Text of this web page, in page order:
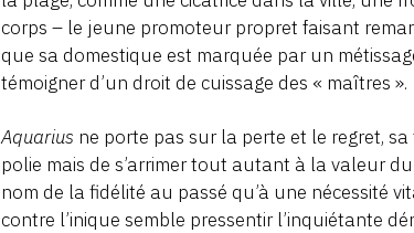
corps – le jeune promoteur propret faisant
que sa domestique est marquée par un
témoigner d’un droit de cuissage des « maîtres ».
Aquarius ne porte pas sur la perte et le regret,
polie mais de s’arrimer tout autant à la valeur
nom de la fidélité au passé qu’à une nécessité
contre l’inique semble pressentir l’inquiétante